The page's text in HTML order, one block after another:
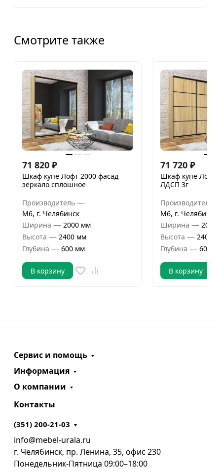
Смотрите также
71 820 ₽
Шкаф купе Лофт 2000 фасад
зеркало сплошное
Производитель —
М6, г. Челябинск
Ширина — 2000 мм
Высота — 2400 мм
Глубина — 600 мм
В корзину
71 720 ₽
Шкаф купе Лофт
ЛДСП 3г
Производитель
М6, г. Челябинск
Ширина — 2000
Высота — 2400
Глубина — 600
В корзину
Сервис и помощь
Информация
О компании
Контакты
(351) 200-21-03
info@mebel-urala.ru
г. Челябинск, пр. Ленина, 35, офис 230
Понедельник-Пятница 09:00–18:00